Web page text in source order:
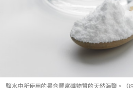
鹽水中所使用的是含豐富礦物質的天然海鹽。（